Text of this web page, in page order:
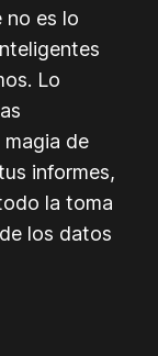
no es lo
Lo
magia de
informes,
la toma
los datos